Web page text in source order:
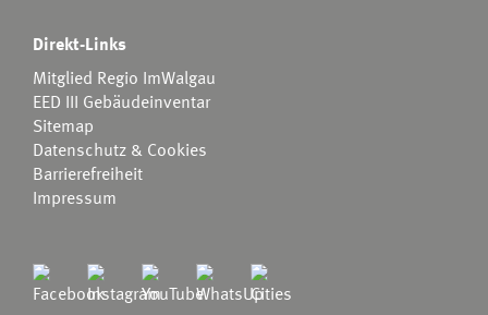
Direkt-Links
Mitglied Regio ImWalgau
EED III Gebäudeinventar
Sitemap
Datenschutz & Cookies
Barrierefreiheit
Impressum